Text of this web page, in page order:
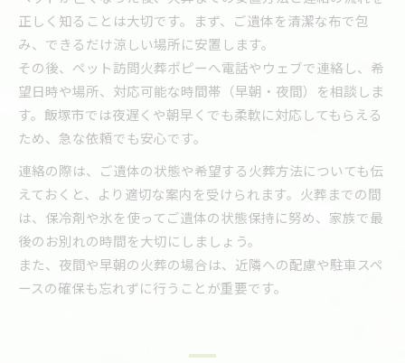
正しく知ることは大切です。まず、ご遺体を清潔な布で包
み、できるだけ涼しい場所に安置します。
その後、ペット訪問火葬ポピーへ電話やウェブで連絡し、希
望日時や場所、対応可能な時間帯（早朝・夜間）を相談しま
す。飯塚市では夜遅くや朝早くでも柔軟に対応してもらえる
ため、急な依頼でも安心です。
連絡の際は、ご遺体の状態や希望する火葬方法についても伝
えておくと、より適切な案内を受けられます。火葬までの間
は、保冷剤や氷を使ってご遺体の状態保持に努め、家族で最
後のお別れの時間を大切にしましょう。
また、夜間や早朝の火葬の場合は、近隣への配慮や駐車スペ
ースの確保も忘れずに行うことが重要です。